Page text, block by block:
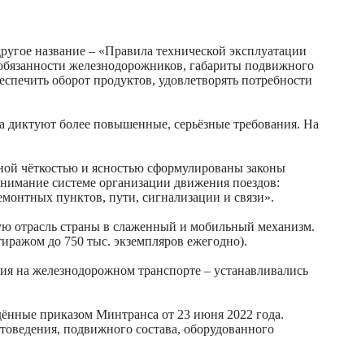
название – «Правила технической эксплуатации
железнодорожников, габариты подвижного
оборот продуктов, удовлетворять потребности
диктуют более повышенные, серьёзные требования. На
чёткостью и ясностью сформулированы законы
системе организации движения поездов:
пунктов, пути, сигнализации и связи».
отрасль страны в слаженный и мобильный механизм.
до 750 тыс. экземпляров ежегодно).
на железнодорожном транспорте – устанавливались
приказом Минтранса от 23 июня 2022 года.
подвижного состава, оборудованного